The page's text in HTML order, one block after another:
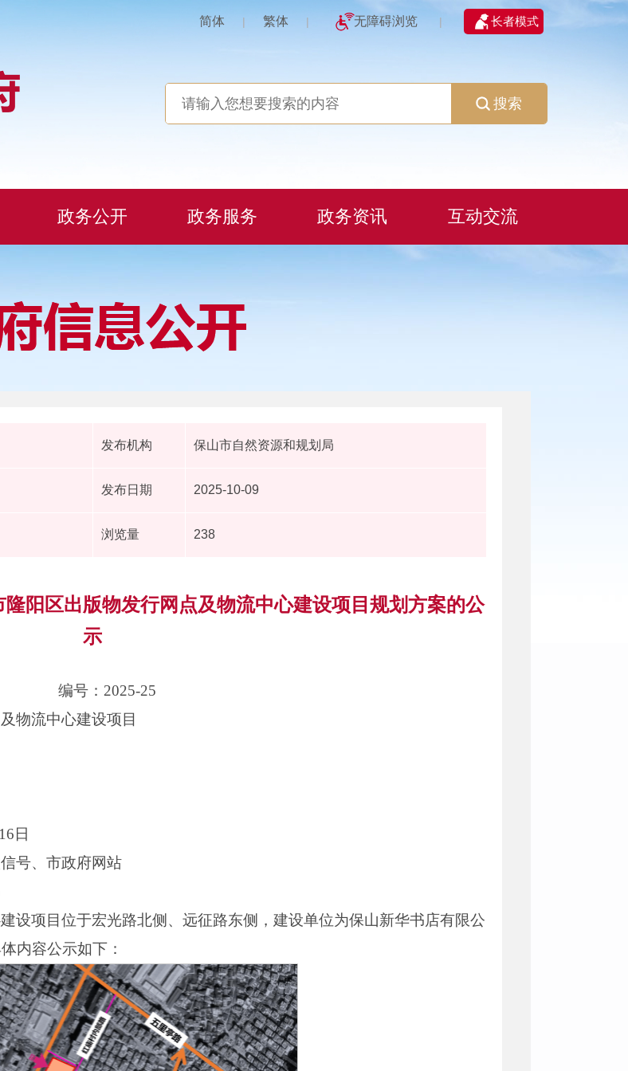
简体 | 繁体 | 无障碍浏览 | 长者模式
搜索
政务公开 政务服务 政务资讯 互动交流
发布机构 保山市自然资源和规划局
发布日期 2025-10-09
浏览量 238
阳区出版物发行网点及物流中心建设项目规划方案的公
示
编号：2025-25
物流中心建设项目
日
号、市政府网站
设项目位于宏光路北侧、远征路东侧，建设单位为保山新华书店有限公
内容公示如下：